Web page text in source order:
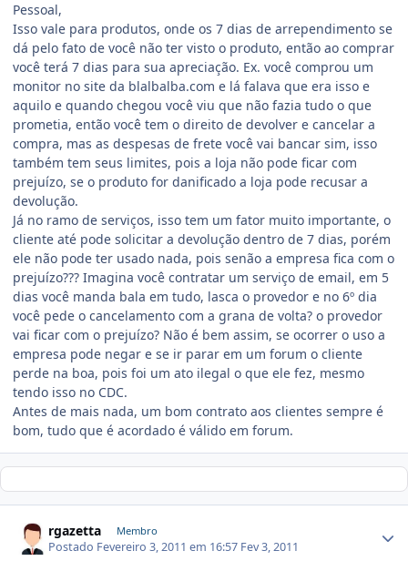
Pessoal,
Isso vale para produtos, onde os 7 dias de arrependimento se
dá pelo fato de você não ter visto o produto, então ao comprar
você terá 7 dias para sua apreciação. Ex. você comprou um
monitor no site da blalbalba.com e lá falava que era isso e
aquilo e quando chegou você viu que não fazia tudo o que
prometia, então você tem o direito de devolver e cancelar a
compra, mas as despesas de frete você vai bancar sim, isso
também tem seus limites, pois a loja não pode ficar com
prejuízo, se o produto for danificado a loja pode recusar a
devolução.
Já no ramo de serviços, isso tem um fator muito importante, o
cliente até pode solicitar a devolução dentro de 7 dias, porém
ele não pode ter usado nada, pois senão a empresa fica com o
prejuízo??? Imagina você contratar um serviço de email, em 5
dias você manda bala em tudo, lasca o provedor e no 6º dia
você pede o cancelamento com a grana de volta? o provedor
vai ficar com o prejuízo? Não é bem assim, se ocorrer o uso a
empresa pode negar e se ir parar em um forum o cliente
perde na boa, pois foi um ato ilegal o que ele fez, mesmo
tendo isso no CDC.
Antes de mais nada, um bom contrato aos clientes sempre é
bom, tudo que é acordado é válido em forum.
rgazetta Membro
Postado Fevereiro 3, 2011 em 16:57 Fev 3, 2011